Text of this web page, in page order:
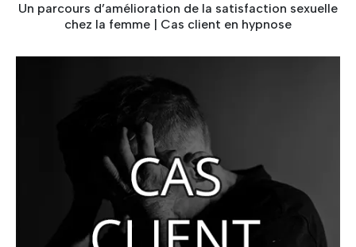
Un parcours d’amélioration de la satisfaction sexuelle
chez la femme | Cas client en hypnose